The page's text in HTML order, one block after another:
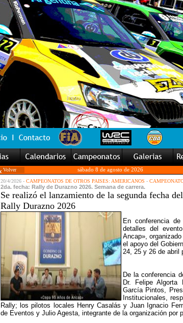
Volver sábado 8 de agosto de 2026
20/4/2026 - CAMPEONATOS DE OTROS PAISES: AMERICANOS -
2da. fecha: Rally de Durazno 2026. Semana de carrera.
Se realizó el lanzamiento de la segunda fecha
Rally Durazno 2026
En conferencia
detalles del
Ancap»,
el apoyo del
24, 25 y 26 de abril
De la conferencia
Dr. Felipe Algorta
García Pintos,
Institucionales,
Rally; los pilotos locales Henry Casalás y Juan Ignacio
de Eventos y Julio Agesta, integrante de la organización por